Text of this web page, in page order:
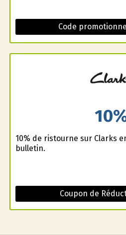
Code
10% de ristourne sur Clarks
bulletin.
Coupon de